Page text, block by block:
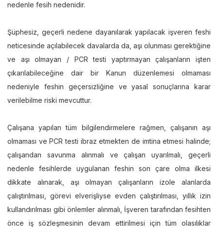
nedenle fesih nedenidir.
Şüphesiz, geçerli nedene dayanılarak yapılacak işveren feshi
neticesinde açılabilecek davalarda da, aşı olunması gerektiğine
ve aşı olmayan / PCR testi yaptırmayan çalışanların işten
çıkarılabileceğine dair bir Kanun düzenlemesi olmaması
nedeniyle feshin geçersizliğine ve yasal sonuçlarına karar
verilebilme riski mevcuttur.
Çalışana yapılan tüm bilgilendirmelere rağmen, çalışanın aşı
olmaması ve PCR testi ibraz etmekten de imtina etmesi halinde;
çalışandan savunma alınmalı ve çalışan uyarılmalı, geçerli
nedenle fesihlerde uygulanan feshin son çare olma ilkesi
dikkate alınarak, aşı olmayan çalışanların izole alanlarda
çalıştırılması, görevi elverişliyse evden çalıştırılması, yıllık izin
kullandırılması gibi önlemler alınmalı, İşveren tarafından fesihten
önce iş sözleşmesinin devam ettirilmesi için tüm olasılıklar